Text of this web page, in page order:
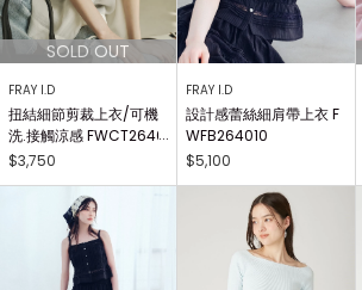
FRAY I.D
扭結細節剪裁上衣/可機
洗.接觸涼感 FWCT2640
25
$3,750
FRAY I.D
設計感蕾絲細肩帶上衣 F
WFB264010
$5,100